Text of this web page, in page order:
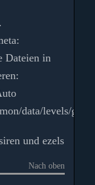
Dateien in
data/levels/gta5
und ezels
Nach oben